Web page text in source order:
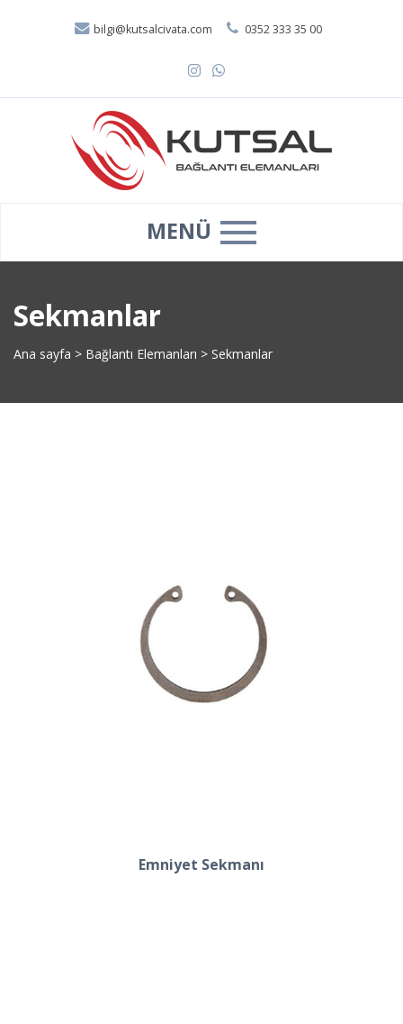
bilgi@kutsalcivata.com 0352 333 35 00
MENÜ
Sekmanlar
Ana sayfa > Bağlantı Elemanları > Sekmanlar
Emniyet Sekmanı